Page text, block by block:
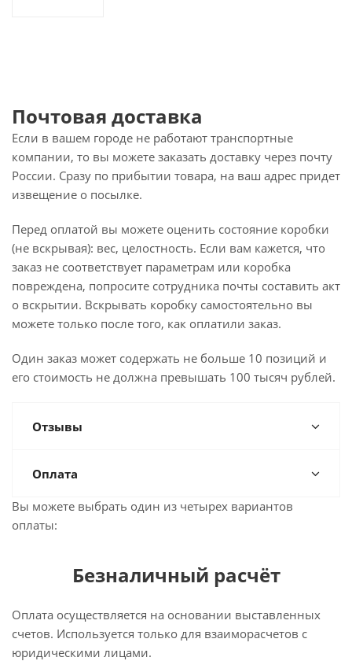
Почтовая доставка
Если в вашем городе не работают транспортные
компании, то вы можете заказать доставку через почту
России. Сразу по прибытии товара, на ваш адрес придет
извещение о посылке.
Перед оплатой вы можете оценить состояние коробки
(не вскрывая): вес, целостность. Если вам кажется, что
заказ не соответствует параметрам или коробка
повреждена, попросите сотрудника почты составить акт
о вскрытии. Вскрывать коробку самостоятельно вы
можете только после того, как оплатили заказ.
Один заказ может содержать не больше 10 позиций и
его стоимость не должна превышать 100 тысяч рублей.
Отзывы
Оплата
Вы можете выбрать один из четырех вариантов
оплаты:
Безналичный расчёт
Оплата осуществляется на основании выставленных
счетов. Используется только для взаиморасчетов с
юридическими лицами.